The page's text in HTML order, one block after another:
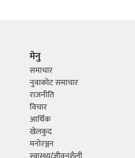
मेनु
समाचार
नुवाकोट समाचार
राजनीति
विचार
आर्थिक
खेलकुद
मनोरञ्जन